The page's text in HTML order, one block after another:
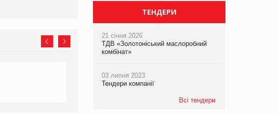
ТЕНДЕРИ
21 січня 2026
ТДВ «Золотоніський маслоробний
комбінат»
03 липня 2023
Тендери компанії
Всі тендери